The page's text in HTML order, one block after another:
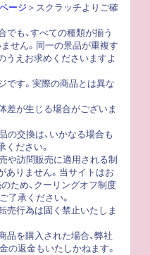
ージ ＞スクラッチよりご確
も、すべての種類が揃う
せん。同一の景品が重複す
うえお求めくださいますよ
です。実際の商品とは異な
差が生じる場合がございま
の交換は、いかなる場合も
ださい。
や訪問販売に適用される制
ありません。当サイトはお
ため、クーリングオフ制度
了承ください。
売行為は固く禁止いたしま
を購入された場合、弊社
の返金もいたしかねます。